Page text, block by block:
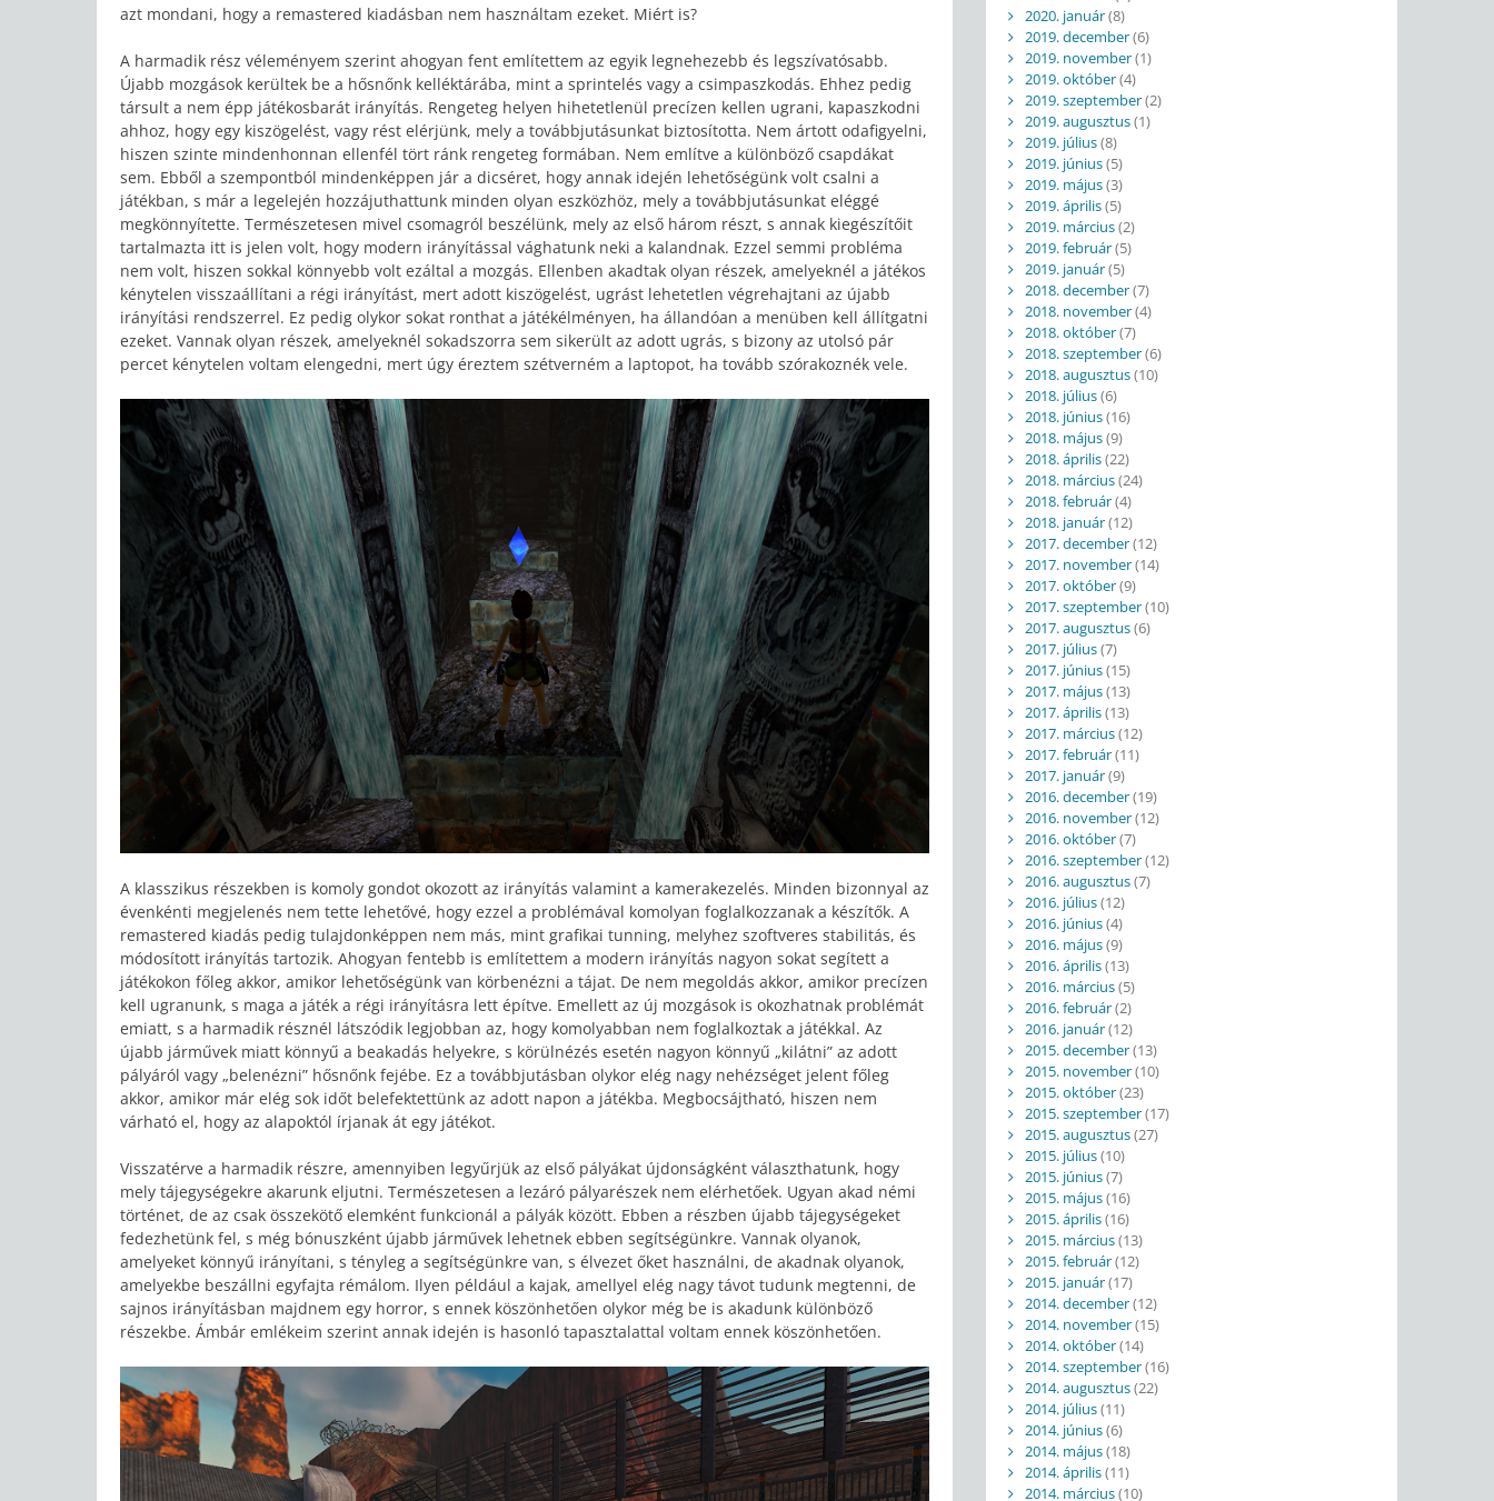
azt mondani, hogy a remastered kiadásban nem használtam ezeket. Miért is?
A harmadik rész véleményem szerint ahogyan fent említettem az egyik legnehezebb és legszívatósabb.
Újabb mozgások kerültek be a hősnőnk kelléktárába, mint a sprintelés vagy a csimpaszkodás. Ehhez pedig
társult a nem épp játékosbarát irányítás. Rengeteg helyen hihetetlenül precízen kellen ugrani, kapaszkodni
ahhoz, hogy egy kiszögelést, vagy rést elérjünk, mely a továbbjutásunkat biztosította. Nem ártott odafigyelni,
hiszen szinte mindenhonnan ellenfél tört ránk rengeteg formában. Nem említve a különböző csapdákat
sem. Ebből a szempontból mindenképpen jár a dicséret, hogy annak idején lehetőségünk volt csalni a
játékban, s már a legelején hozzájuthattunk minden olyan eszközhöz, mely a továbbjutásunkat eléggé
megkönnyítette. Természetesen mivel csomagról beszélünk, mely az első három részt, s annak kiegészítőit
tartalmazta itt is jelen volt, hogy modern irányítással vághatunk neki a kalandnak. Ezzel semmi probléma
nem volt, hiszen sokkal könnyebb volt ezáltal a mozgás. Ellenben akadtak olyan részek, amelyeknél a játékos
kénytelen visszaállítani a régi irányítást, mert adott kiszögelést, ugrást lehetetlen végrehajtani az újabb
irányítási rendszerrel. Ez pedig olykor sokat ronthat a játékélményen, ha állandóan a menüben kell állítgatni
ezeket. Vannak olyan részek, amelyeknél sokadszorra sem sikerült az adott ugrás, s bizony az utolsó pár
percet kénytelen voltam elengedni, mert úgy éreztem szétverném a laptopot, ha tovább szórakoznék vele.
A klasszikus részekben is komoly gondot okozott az irányítás valamint a kamerakezelés. Minden bizonnyal az
évenkénti megjelenés nem tette lehetővé, hogy ezzel a problémával komolyan foglalkozzanak a készítők. A
remastered kiadás pedig tulajdonképpen nem más, mint grafikai tunning, melyhez szoftveres stabilitás, és
módosított irányítás tartozik. Ahogyan fentebb is említettem a modern irányítás nagyon sokat segített a
játékokon főleg akkor, amikor lehetőségünk van körbenézni a tájat. De nem megoldás akkor, amikor precízen
kell ugranunk, s maga a játék a régi irányításra lett építve. Emellett az új mozgások is okozhatnak problémát
emiatt, s a harmadik résznél látszódik legjobban az, hogy komolyabban nem foglalkoztak a játékkal. Az
újabb járművek miatt könnyű a beakadás helyekre, s körülnézés esetén nagyon könnyű „kilátni” az adott
pályáról vagy „belenézni” hősnőnk fejébe. Ez a továbbjutásban olykor elég nagy nehézséget jelent főleg
akkor, amikor már elég sok időt belefektettünk az adott napon a játékba. Megbocsájtható, hiszen nem
várható el, hogy az alapoktól írjanak át egy játékot.
Visszatérve a harmadik részre, amennyiben legyűrjük az első pályákat újdonságként választhatunk, hogy
mely tájegységekre akarunk eljutni. Természetesen a lezáró pályarészek nem elérhetőek. Ugyan akad némi
történet, de az csak összekötő elemként funkcionál a pályák között. Ebben a részben újabb tájegységeket
fedezhetünk fel, s még bónuszként újabb járművek lehetnek ebben segítségünkre. Vannak olyanok,
amelyeket könnyű irányítani, s tényleg a segítségünkre van, s élvezet őket használni, de akadnak olyanok,
amelyekbe beszállni egyfajta rémálom. Ilyen például a kajak, amellyel elég nagy távot tudunk megtenni, de
sajnos irányításban majdnem egy horror, s ennek köszönhetően olykor még be is akadunk különböző
részekbe. Ámbár emlékeim szerint annak idején is hasonló tapasztalattal voltam ennek köszönhetően.
2020. január(8)
2019. december(6)
2019. november(1)
2019. október(4)
2019. szeptember(2)
2019. augusztus(1)
2019. július(8)
2019. június(5)
2019. május(3)
2019. április(5)
2019. március(2)
2019. február(5)
2019. január(5)
2018. december(7)
2018. november(4)
2018. október(7)
2018. szeptember(6)
2018. augusztus(10)
2018. július(6)
2018. június(16)
2018. május(9)
2018. április(22)
2018. március(24)
2018. február(4)
2018. január(12)
2017. december(12)
2017. november(14)
2017. október(9)
2017. szeptember(10)
2017. augusztus(6)
2017. július(7)
2017. június(15)
2017. május(13)
2017. április(13)
2017. március(12)
2017. február(11)
2017. január(9)
2016. december(19)
2016. november(12)
2016. október(7)
2016. szeptember(12)
2016. augusztus(7)
2016. július(12)
2016. június(4)
2016. május(9)
2016. április(13)
2016. március(5)
2016. február(2)
2016. január(12)
2015. december(13)
2015. november(10)
2015. október(23)
2015. szeptember(17)
2015. augusztus(27)
2015. július(10)
2015. június(7)
2015. május(16)
2015. április(16)
2015. március(13)
2015. február(12)
2015. január(17)
2014. december(12)
2014. november(15)
2014. október(14)
2014. szeptember(16)
2014. augusztus(22)
2014. július(11)
2014. június(6)
2014. május(18)
2014. április(11)
2014. március(10)